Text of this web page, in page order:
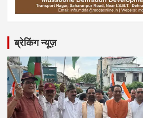
ब्रेकिंग न्यूज़